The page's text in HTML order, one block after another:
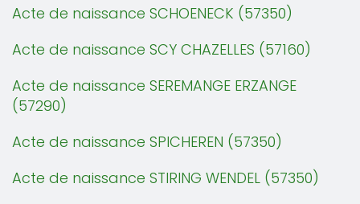
Acte de naissance SCHOENECK (57350)
Acte de naissance SCY CHAZELLES (57160)
Acte de naissance SEREMANGE ERZANGE
(57290)
Acte de naissance SPICHEREN (57350)
Acte de naissance STIRING WENDEL (57350)